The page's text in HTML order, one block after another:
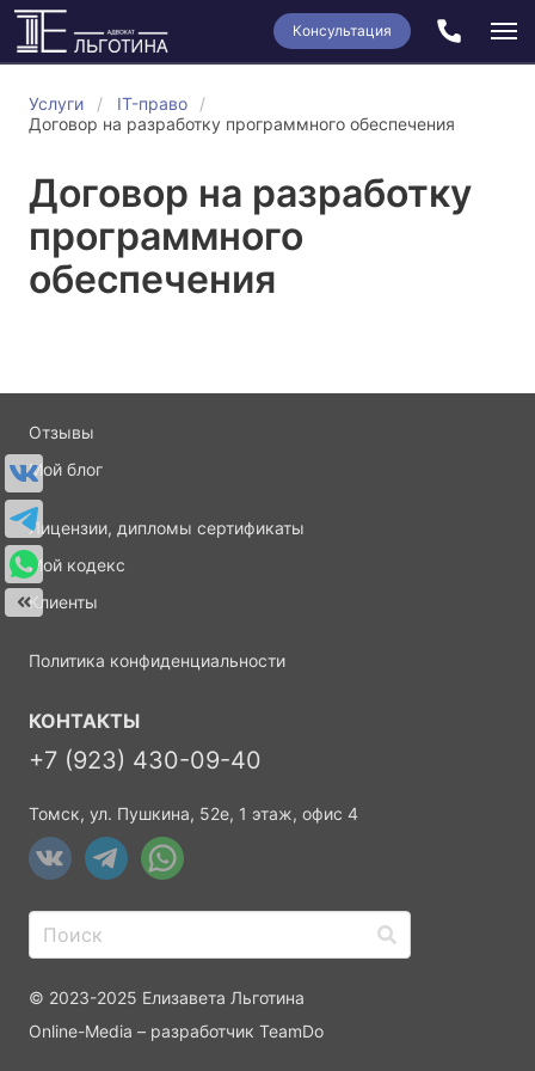
Консультация
Услуги
IT-право
Договор на разработку программного обеспечения
Договор на разработку
программного
обеспечения
Отзывы
Мой блог
Лицензии, дипломы сертификаты
Мой кодекс
Клиенты
Политика конфиденциальности
КОНТАКТЫ
+7 (923) 430-09-40
Томск, ул. Пушкина, 52е, 1 этаж, офис 4
© 2023-2025 Елизавета Льготина
Online-Media – разработчик TeamDo